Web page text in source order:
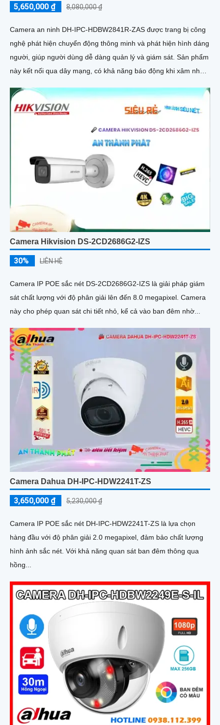
5,650,000 ₫ 8,080,000 ₫
Camera an ninh DH-IPC-HDBW2841R-ZAS được trang bị công
nghệ phát hiện chuyển động thông minh và phát hiện hình dáng
người, giúp người dùng dễ dàng quản lý và giám sát. Sản phẩm
này kết nối qua dây mạng, có khả năng báo động khi xâm nhập
Camera Hikvision DS-2CD2686G2-IZS
30% LIÊN HỆ
Camera IP POE sắc nét DS-2CD2686G2-IZS là giải pháp giám
sát chất lượng với độ phân giải lên đến 8.0 megapixel. Camera
này cho phép quan sát chi tiết nhỏ, kể cả vào ban đêm nhờ...
Camera Dahua DH-IPC-HDW2241T-ZS
3,650,000 ₫ 5,230,000 ₫
Camera IP POE sắc nét DH-IPC-HDW2241T-ZS là lựa chọn
hàng đầu với độ phân giải 2.0 megapixel, đảm bảo chất lượng
hình ảnh sắc nét. Với khả năng quan sát ban đêm thông qua
hồng...